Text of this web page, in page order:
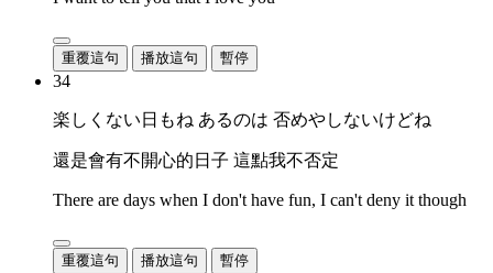
重覆這句 播放這句 暫停
34
楽しくない日もね あるのは 否めやしないけどね
還是會有不開心的日子 這點我不否定
There are days when I don't have fun, I can't deny it though
重覆這句 播放這句 暫停